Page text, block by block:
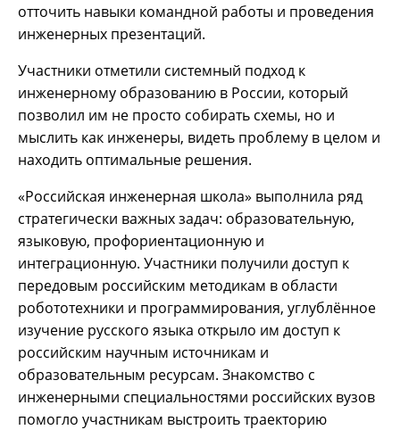
отточить навыки командной работы и проведения
инженерных презентаций.
Участники отметили системный подход к
инженерному образованию в России, который
позволил им не просто собирать схемы, но и
мыслить как инженеры, видеть проблему в целом и
находить оптимальные решения.
«Российская инженерная школа» выполнила ряд
стратегически важных задач: образовательную,
языковую, профориентационную и
интеграционную. Участники получили доступ к
передовым российским методикам в области
робототехники и программирования, углублённое
изучение русского языка открыло им доступ к
российским научным источникам и
образовательным ресурсам. Знакомство с
инженерными специальностями российских вузов
помогло участникам выстроить траекторию